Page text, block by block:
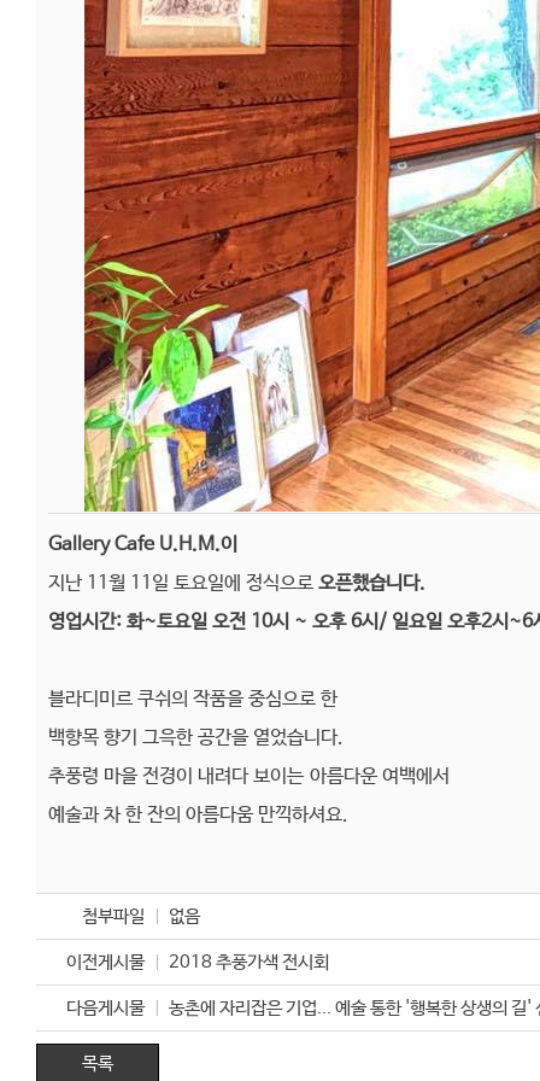
Gallery Cafe U.H.M.이
지난 11월 11일 토요일에 정식으로 오픈했습니다.
영업시간: 화~토요일 오전 10시 ~ 오후 6시/ 일요일 오후2시~6
블라디미르 쿠쉬의 작품을 중심으로 한
백향목 향기 그윽한 공간을 열었습니다.
추풍령 마을 전경이 내려다 보이는 아름다운 여백에서
예술과 차 한 잔의 아름다움 만끽하셔요.
첨부파일 없음
이전게시물 2018 추풍가색 전시회
다음게시물 농촌에 자리잡은 기업... 예술 통한 '행복한 상생의 길'
목록